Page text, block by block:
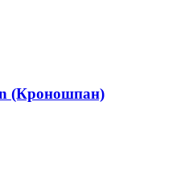
(Кроношпан)